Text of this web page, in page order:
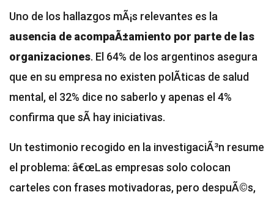
Uno de los hallazgos mÃ¡s relevantes es la
ausencia de acompaÃ±amiento por parte de las
organizaciones. El 64% de los argentinos asegura
que en su empresa no existen polÃ­ticas de salud
mental, el 32% dice no saberlo y apenas el 4%
confirma que sÃ­ hay iniciativas.
Un testimonio recogido en la investigaciÃ³n resume
el problema: â€œLas empresas solo colocan
carteles con frases motivadoras, pero despuÃ©s,